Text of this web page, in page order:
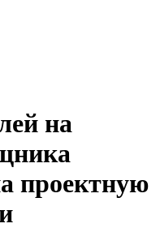
на
проектную